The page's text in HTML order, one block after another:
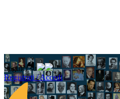
Seguici su
Registrati / Accedi